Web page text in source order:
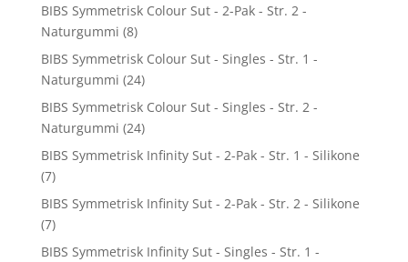
BIBS Symmetrisk Colour Sut - 2-Pak - Str. 2 -
Naturgummi (8)
BIBS Symmetrisk Colour Sut - Singles - Str. 1 -
Naturgummi (24)
BIBS Symmetrisk Colour Sut - Singles - Str. 2 -
Naturgummi (24)
BIBS Symmetrisk Infinity Sut - 2-Pak - Str. 1 - Silikone
(7)
BIBS Symmetrisk Infinity Sut - 2-Pak - Str. 2 - Silikone
(7)
BIBS Symmetrisk Infinity Sut - Singles - Str. 1 -